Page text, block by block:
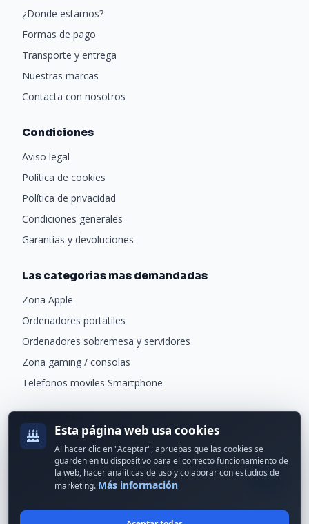
¿Donde estamos?
Formas de pago
Transporte y entrega
Nuestras marcas
Contacta con nosotros
Condiciones
Aviso legal
Política de cookies
Política de privacidad
Condiciones generales
Garantías y devoluciones
Las categorias mas demandadas
Zona Apple
Ordenadores portatiles
Ordenadores sobremesa y servidores
Zona gaming / consolas
Telefonos moviles Smartphone
Recibe ofertas exclusivas y novedades.
Esta página web usa cookies
Al hacer clic en "Aceptar", apruebas que las cookies se
guarden en tu dispositivo para el correcto funcionamiento de
la web, hacer analíticas de uso y colaborar con estudios de
marketing. Más información